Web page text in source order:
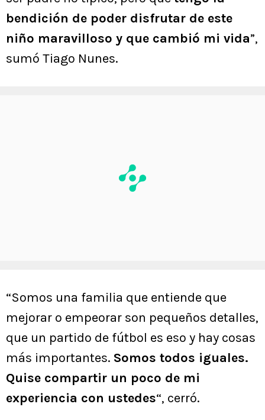
bendición de poder disfrutar de este
niño maravilloso y que cambió mi vida”,
sumó Tiago Nunes.
“Somos una familia que entiende que
mejorar o empeorar son pequeños detalles,
que un partido de fútbol es eso y hay cosas
más importantes. Somos todos iguales.
Quise compartir un poco de mi
experiencia con ustedes“, cerró.